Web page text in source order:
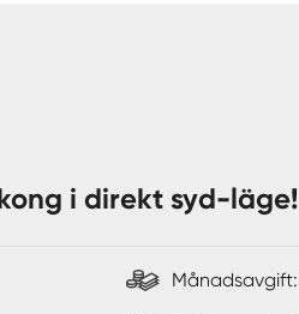
i direkt syd-läge!
Månadsavgift: